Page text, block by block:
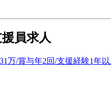
員求人